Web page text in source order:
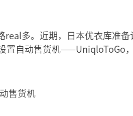
多。近期，日本优衣库准备
置自动售货机——UniqloToGo